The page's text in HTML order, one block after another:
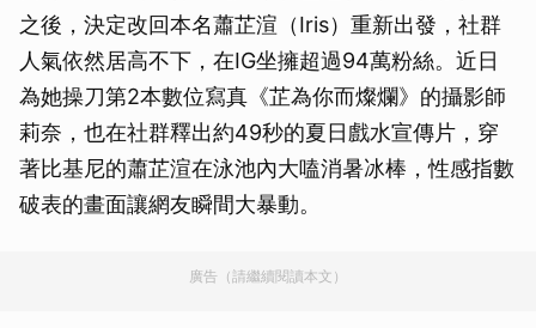
之後，決定改回本名蕭芷渲（Iris）重新出發，社群
人氣依然居高不下，在IG坐擁超過94萬粉絲。近日
為她操刀第2本數位寫真《芷為你而燦爛》的攝影師
莉奈，也在社群釋出約49秒的夏日戲水宣傳片，穿
著比基尼的蕭芷渲在泳池內大嗑消暑冰棒，性感指數
破表的畫面讓網友瞬間大暴動。
廣告（請繼續閱讀本文）